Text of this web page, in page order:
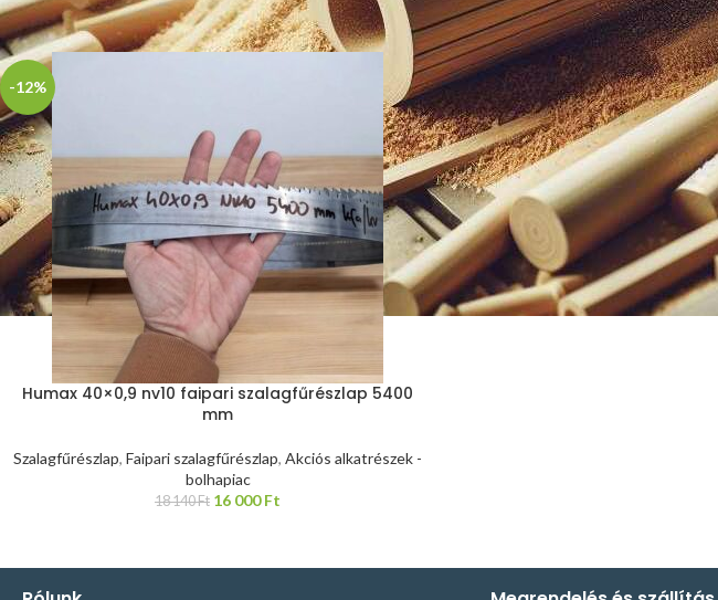
-12%
Humax 40×0,9 nv10 faipari szalagfűrészlap 5400
mm
Szalagfűrészlap, Faipari szalagfűrészlap, Akciós alkatrészek -
bolhapiac
18 140Ft 16 000Ft